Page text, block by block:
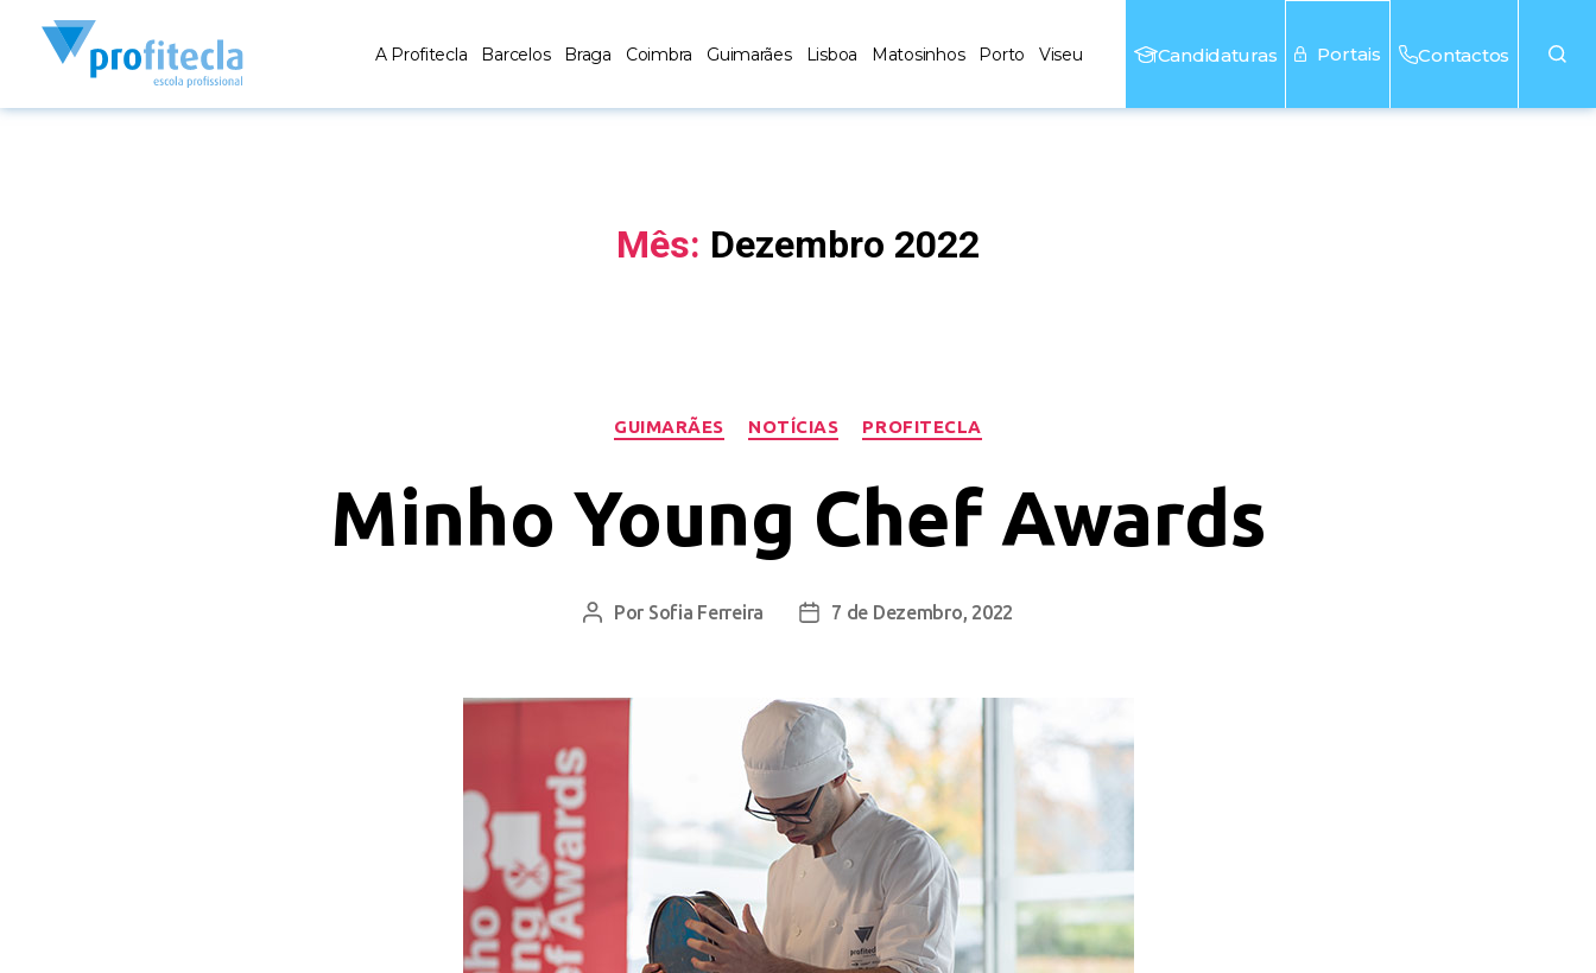
A Profitecla Barcelos Braga Coimbra Guimarães Lisboa Matosinhos Porto Viseu Candidaturas Portais Contactos
Mês: Dezembro 2022
GUIMARÃES NOTÍCIAS PROFITECLA
Minho Young Chef Awards
Por Sofia Ferreira 7 de Dezembro, 2022